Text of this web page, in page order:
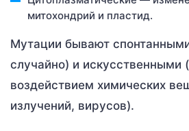
митохондрий и пластид.
Мутации бывают
случайно) и искусственными
воздействием химических
излучений, вирусов).